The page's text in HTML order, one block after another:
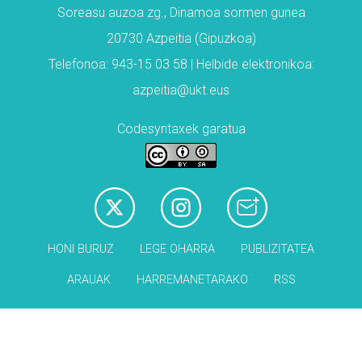
Soreasu auzoa zg., Dinamoa sormen gunea
20730 Azpeitia (Gipuzkoa)
Telefonoa: 943-15 03 58 | Helbide elektronikoa:
azpeitia@ukt.eus
Codesyntaxek garatua
HONI BURUZ LEGE OHARRA PUBLIZITATEA
ARAUAK HARREMANETARAKO RSS